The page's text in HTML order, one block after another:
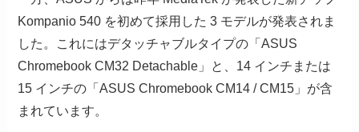
Kompanio 540 を初めて採用した 3 モデルが発表されま
した。これにはデタッチャブルタイプの「ASUS
Chromebook CM32 Detachable」と、14 インチまたは
15 インチの「ASUS Chromebook CM14 / CM15」が含
まれています。